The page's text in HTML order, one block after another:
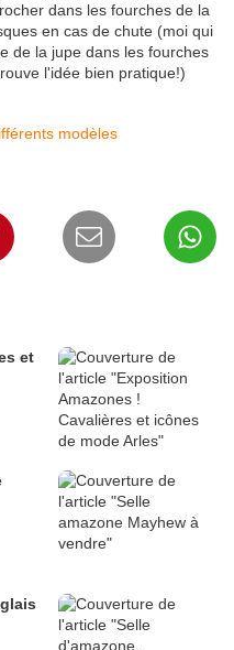
dans les fourches de la
en cas de chute (moi qui
de la jupe dans les fourches
l'idée bien pratique!)
modèles
et